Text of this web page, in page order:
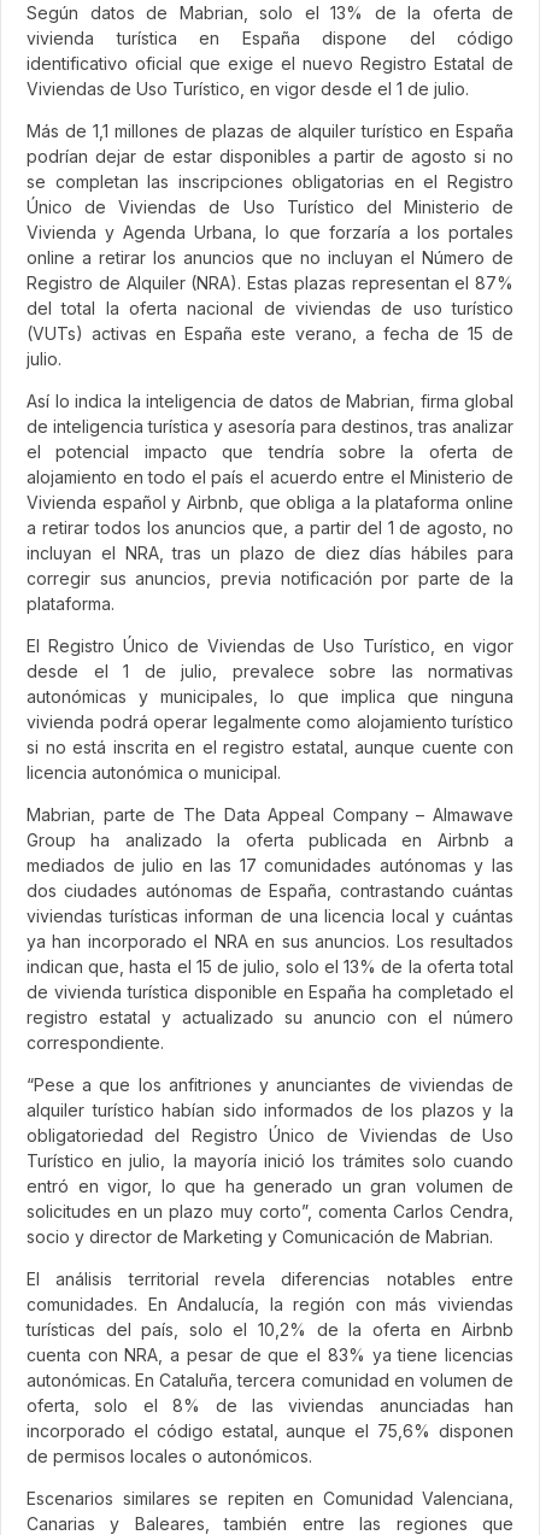
Según datos de Mabrian, solo el 13% de la oferta de
vivienda turística en España dispone del código
identificativo oficial que exige el nuevo Registro Estatal de
Viviendas de Uso Turístico, en vigor desde el 1 de julio.
Más de 1,1 millones de plazas de alquiler turístico en España
podrían dejar de estar disponibles a partir de agosto si no
se completan las inscripciones obligatorias en el Registro
Único de Viviendas de Uso Turístico del Ministerio de
Vivienda y Agenda Urbana, lo que forzaría a los portales
online a retirar los anuncios que no incluyan el Número de
Registro de Alquiler (NRA). Estas plazas representan el 87%
del total la oferta nacional de viviendas de uso turístico
(VUTs) activas en España este verano, a fecha de 15 de
julio.
Así lo indica la inteligencia de datos de Mabrian, firma global
de inteligencia turística y asesoría para destinos, tras analizar
el potencial impacto que tendría sobre la oferta de
alojamiento en todo el país el acuerdo entre el Ministerio de
Vivienda español y Airbnb, que obliga a la plataforma online
a retirar todos los anuncios que, a partir del 1 de agosto, no
incluyan el NRA, tras un plazo de diez días hábiles para
corregir sus anuncios, previa notificación por parte de la
plataforma.
El Registro Único de Viviendas de Uso Turístico, en vigor
desde el 1 de julio, prevalece sobre las normativas
autonómicas y municipales, lo que implica que ninguna
vivienda podrá operar legalmente como alojamiento turístico
si no está inscrita en el registro estatal, aunque cuente con
licencia autonómica o municipal.
Mabrian, parte de The Data Appeal Company – Almawave
Group ha analizado la oferta publicada en Airbnb a
mediados de julio en las 17 comunidades autónomas y las
dos ciudades autónomas de España, contrastando cuántas
viviendas turísticas informan de una licencia local y cuántas
ya han incorporado el NRA en sus anuncios. Los resultados
indican que, hasta el 15 de julio, solo el 13% de la oferta total
de vivienda turística disponible en España ha completado el
registro estatal y actualizado su anuncio con el número
correspondiente.
“Pese a que los anfitriones y anunciantes de viviendas de
alquiler turístico habían sido informados de los plazos y la
obligatoriedad del Registro Único de Viviendas de Uso
Turístico en julio, la mayoría inició los trámites solo cuando
entró en vigor, lo que ha generado un gran volumen de
solicitudes en un plazo muy corto”, comenta Carlos Cendra,
socio y director de Marketing y Comunicación de Mabrian.
El análisis territorial revela diferencias notables entre
comunidades. En Andalucía, la región con más viviendas
turísticas del país, solo el 10,2% de la oferta en Airbnb
cuenta con NRA, a pesar de que el 83% ya tiene licencias
autonómicas. En Cataluña, tercera comunidad en volumen de
oferta, solo el 8% de las viviendas anunciadas han
incorporado el código estatal, aunque el 75,6% disponen
de permisos locales o autonómicos.
Escenarios similares se repiten en Comunidad Valenciana,
Canarias y Baleares, también entre las regiones que